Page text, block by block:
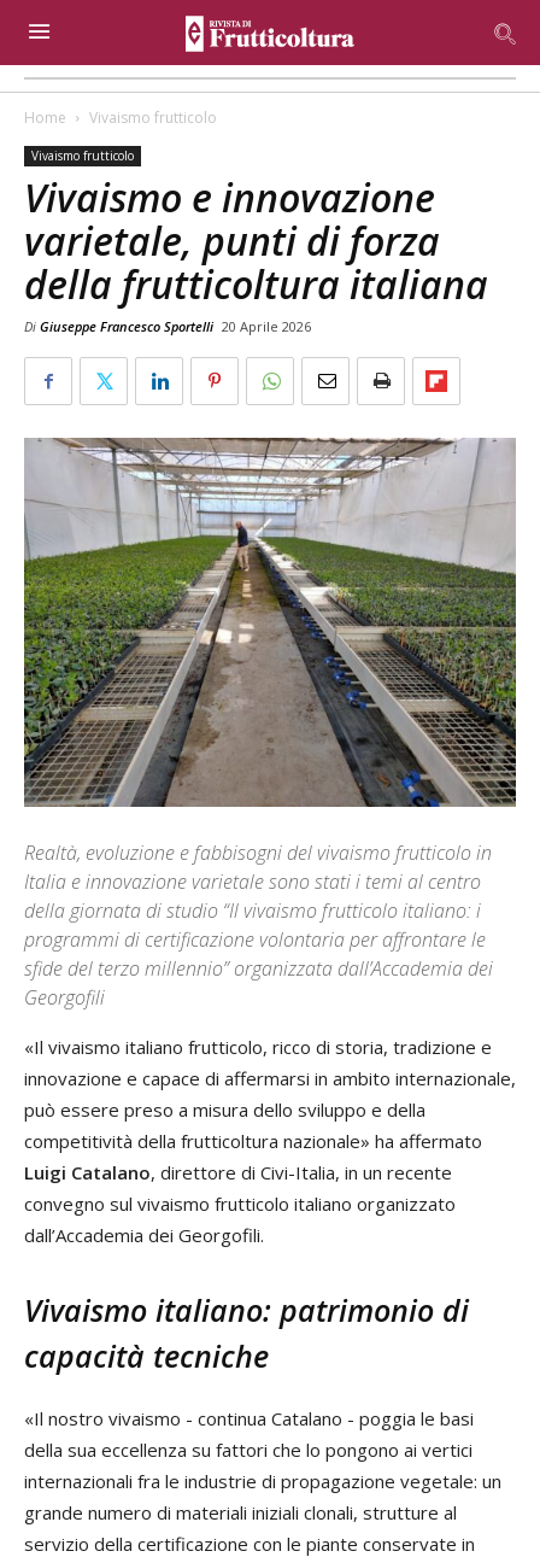
Home Vivaismo frutticolo
Vivaismo frutticolo
Vivaismo e innovazione
varietale, punti di forza
della frutticoltura italiana
Di Giuseppe Francesco Sportelli 20 Aprile 2026
Realtà, evoluzione e fabbisogni del vivaismo frutticolo in
Italia e innovazione varietale sono stati i temi al centro
della giornata di studio “Il vivaismo frutticolo italiano: i
programmi di certificazione volontaria per affrontare le
sfide del terzo millennio” organizzata dall’Accademia dei
Georgofili
«Il vivaismo italiano frutticolo, ricco di storia, tradizione e
innovazione e capace di affermarsi in ambito internazionale,
può essere preso a misura dello sviluppo e della
competitività della frutticoltura nazionale» ha affermato
Luigi Catalano, direttore di Civi-Italia, in un recente
convegno sul vivaismo frutticolo italiano organizzato
dall’Accademia dei Georgofili.
Vivaismo italiano: patrimonio di
capacità tecniche
«Il nostro vivaismo - continua Catalano - poggia le basi
della sua eccellenza su fattori che lo pongono ai vertici
internazionali fra le industrie di propagazione vegetale: un
grande numero di materiali iniziali clonali, strutture al
servizio della certificazione con le piante conservate in